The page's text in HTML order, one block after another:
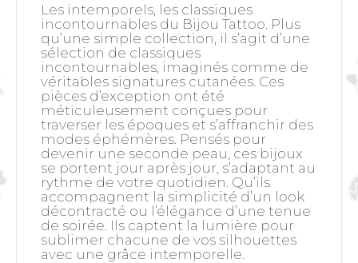
Les intemporels, les classiques
incontournables du Bijou Tattoo. Plus
qu’une simple collection, il s’agit d’une
sélection de classiques
incontournables, imaginés comme de
véritables signatures cutanées. Ces
pièces d’exception ont été
méticuleusement conçues pour
traverser les époques et s’affranchir des
modes éphémères. Pensés pour
devenir une seconde peau, ces bijoux
se portent jour après jour, s’adaptant au
rythme de votre quotidien. Qu’ils
accompagnent la simplicité d’un look
décontracté ou l’élégance d’une tenue
de soirée. Ils captent la lumière pour
sublimer chacune de vos silhouettes
avec une grâce intemporelle.